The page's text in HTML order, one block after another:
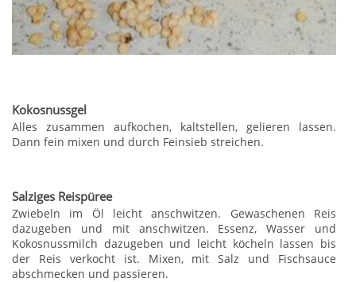
Kokosnussgel
Alles zusammen aufkochen, kaltstellen, gelieren lassen.
Dann fein mixen und durch Feinsieb streichen.
Salziges Reispüree
Zwiebeln im Öl leicht anschwitzen. Gewaschenen Reis
dazugeben und mit anschwitzen. Essenz, Wasser und
Kokosnussmilch dazugeben und leicht köcheln lassen bis
der Reis verkocht ist. Mixen, mit Salz und Fischsauce
abschmecken und passieren.